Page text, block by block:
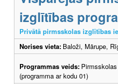
izglītības
Privātā pirmsskolas izglītības
Norises vieta: Baloži, Mārupe,
Programmas veids:
(programma ar kodu 01)